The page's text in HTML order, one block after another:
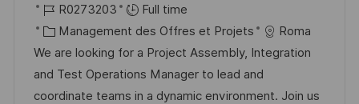
o
o
c
a
l
i
a
t
e
d
’
R
é
f
é
r
R0273203
Full time
C
a
t
é
Management des Offres et Projets
Roma
We are looking for a Project Assembly, Integration
and Test Operations Manager to lead and
coordinate teams in a dynamic environment. Join us